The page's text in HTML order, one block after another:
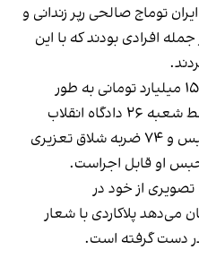
توماج صالحی رپر زندانی و
افرادی بودند که با این
یراحی که در حال حاضر با وثیقه ۱۵ میلیارد تومانی به طور
موقت آزاد است، ماه گذشته توسط شعبه ۲۶ دادگاه انقلاب
تهران به دو سال و هشت ماه حبس و ۷۴ ضربه شلاق تعزیری
او قابل اجراست.
تصویری از خود در
می‌دهد پلاکاردی با شعار
در دست گرفته است.